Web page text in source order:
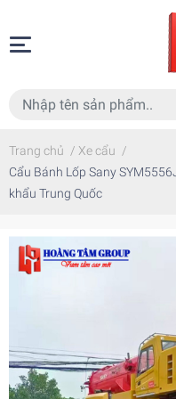
Trang chủ / Xe cẩu /
Cẩu Bánh Lốp Sany
khẩu Trung Quốc